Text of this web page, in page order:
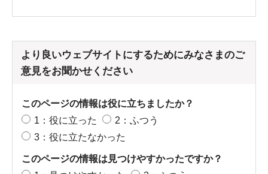
より良いウェブサイトにするためにみなさまのご
意見をお聞かせください
このページの情報は役に立ちましたか？
1：役に立った
2：ふつう
3：役に立たなかった
このページの情報は見つけやすかったですか？